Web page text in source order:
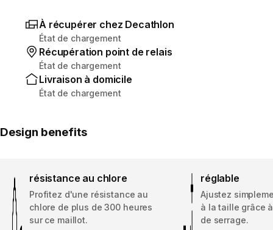
À récupérer chez Decathlon
État de chargement
Récupération point de relais
État de chargement
Livraison à domicile
État de chargement
Design benefits
résistance au chlore
Profitez d'une résistance au
chlore de plus de 300 heures
sur ce maillot.
réglable
Ajustez
à la taille grâce
de serrage.